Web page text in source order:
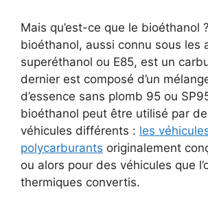
Mais qu’est-ce que le bioéthanol
bioéthanol, aussi connu sous les
superéthanol ou E85, est un
dernier est composé d’un
d’essence sans plomb 95 ou
bioéthanol peut être utilisé par
véhicules différents : les
polycarburants originalement
ou alors pour des véhicules que
thermiques convertis.